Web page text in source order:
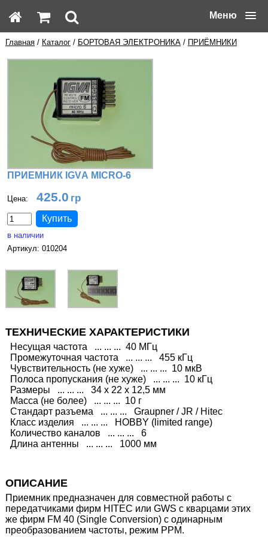
Меню
Главная/ Каталог/ БОРТОВАЯ ЭЛЕКТРОНИКА/ ПРИЁМНИКИ
ПРИЕМНИК ІGVА MICRO-6
Цена: 425.0
в наличии
Артикул: 010204
ТЕХНИЧЕСКИЕ ХАРАКТЕРИСТИКИ
Несущая частота ... ... ... 40 МГц
Промежуточная частота ... ... ... 455 кГц
Чувствительность (не хуже) ... ... ... 10 мкВ
Полоса пропускания (не хуже) ... ... ... 10 кГц
Размеры ... ... ... 34 х 22 х 12,5 мм
Масса (не более) ... ... ... 10 г
Стандарт разъема ... ... ... Graupner / JR / Hitec
Класс изделия ... ... ... HOBBY (limited range)
Количество каналов ... ... ... 6
Длина антенны ... ... ... 1000 мм
ОПИСАНИЕ
Приемник предназначен для совместной работы с
передатчиками фирм HITEC или GWS с кварцами этих
же фирм FM 40 (Single Conversion) с одинарным
преобразованием частоты, режим PPM.